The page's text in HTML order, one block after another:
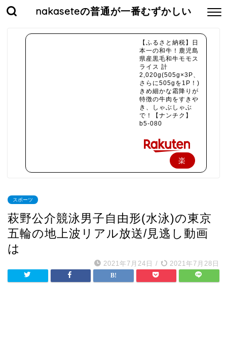
nakaseteの普通が一番むずかしい
【ふるさと納税】日
本一の和牛！鹿児島
県産黒毛和牛モモス
ライス 計
2,020g(505g×3P、
さらに505gを1P！)
きめ細かな霜降りが
特徴の牛肉をすきや
き、しゃぶしゃぶ
で！【ナンチク】
b5-080
楽
入
スポーツ
萩野公介競泳男子自由形(水泳)の東京
五輪の地上波リアル放送/見逃し動画
は
2021年7月24日 / 2021年7月28日